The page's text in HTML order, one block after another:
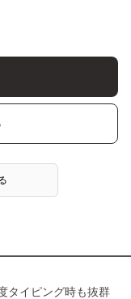
タイピング時も抜群